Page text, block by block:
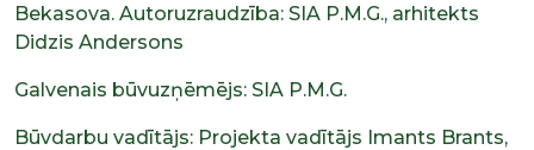
Bekasova. Autoruzraudzība: SIA P.M.G., arhitekts
Didzis Andersons
Galvenais būvuzņēmējs: SIA P.M.G.
Būvdarbu vadītājs: Projekta vadītājs Imants Brants,